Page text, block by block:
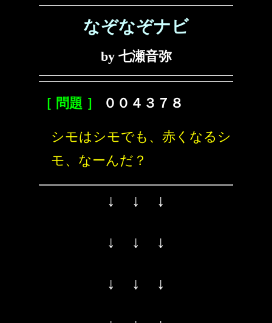
なぞなぞナビ
by 七瀬音弥
［ 問題 ］ ００４３７８
シモはシモでも、赤くなるシ
モ、なーんだ？
↓ ↓ ↓
↓ ↓ ↓
↓ ↓ ↓